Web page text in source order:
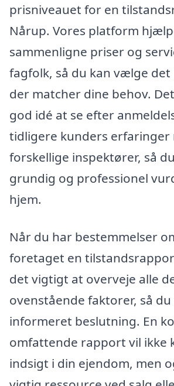
prisniveauet for en
Nårup. Vores platform
sammenligne priser og
fagfolk, så du kan vælge
der matcher dine behov.
god idé at se efter
tidligere kunders erfaringer
forskellige inspektører, så
grundig og professionel
hjem.
Når du har bestemmelser
foretaget en
det vigtigt at overveje alle
ovenstående faktorer, så
informeret beslutning. En
omfattende rapport vil ikke
indsigt i din ejendom, men